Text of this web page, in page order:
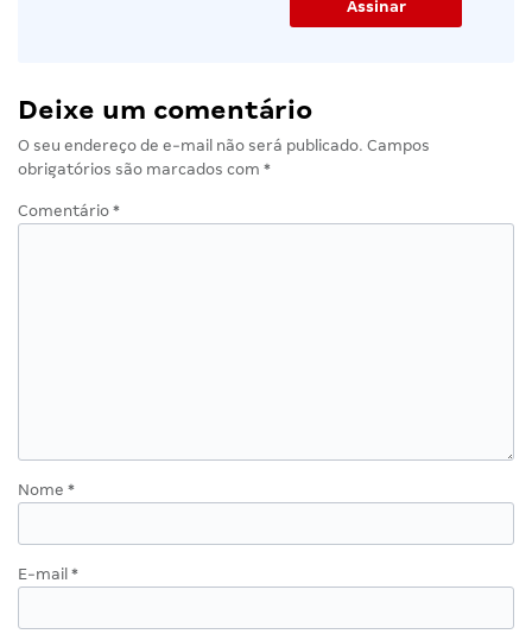
Deixe um comentário
O seu endereço de e-mail não será publicado. Campos
obrigatórios são marcados com *
Comentário *
Nome *
E-mail *